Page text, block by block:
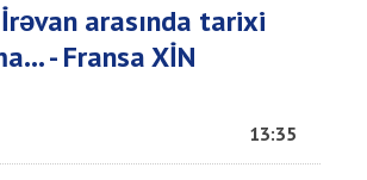
arasında tarixi
- Fransa XİN
13:35